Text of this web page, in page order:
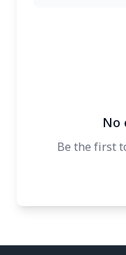
No
Be the first